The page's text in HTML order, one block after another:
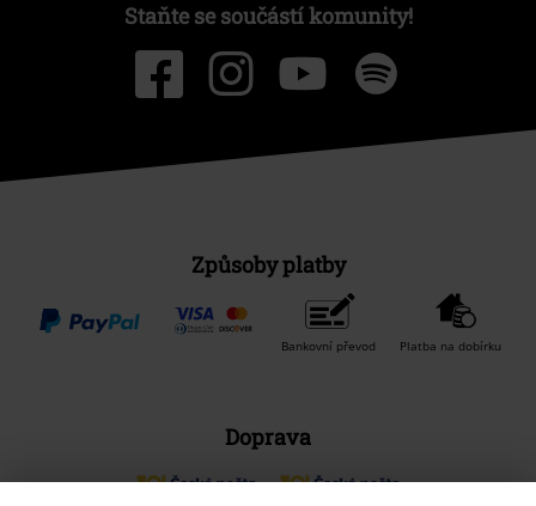
Staňte se součástí komunity!
Způsoby platby
Bankovní převod Platba na dobírku
Doprava